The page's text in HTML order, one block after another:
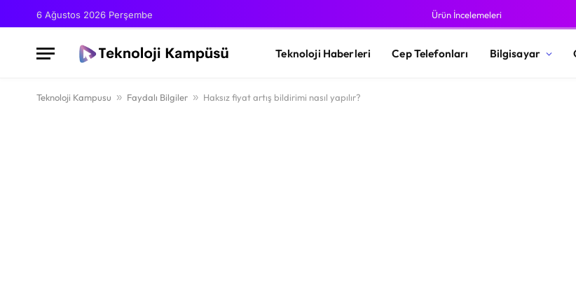
6 Ağustos 2026 Perşembe Ürün İncelemeleri
Teknoloji Haberleri Cep Telefonları Bilgisayar
Teknoloji Kampusu » Faydalı Bilgiler » Haksız fiyat artış bildirimi nasıl yapılır?